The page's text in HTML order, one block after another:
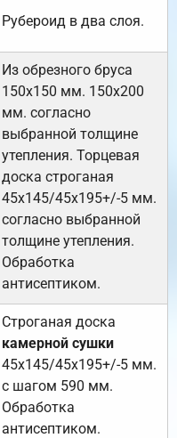
Рубероид в два слоя.
Из обрезного бруса
150х150 мм. 150х200
мм. согласно
выбранной толщине
утепления. Торцевая
доска строганая
45х145/45х195+/-5 мм.
согласно выбранной
толщине утепления.
Обработка
антисептиком.
Строганая доска
камерной сушки
45х145/45х195+/-5 мм.
с шагом 590 мм.
Обработка
антисептиком.